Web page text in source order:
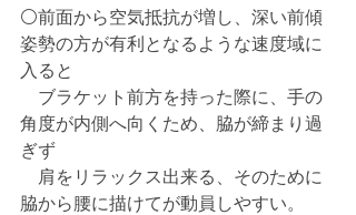
⚪️前面から空気抵抗が増し、深い前傾
姿勢の方が有利となるような速度域に
入ると
ブラケット前方を持った際に、手の
角度が内側へ向くため、脇が締まり過
ぎず
肩をリラックス出来る、そのために
脇から腰に描けてが動員しやすい。